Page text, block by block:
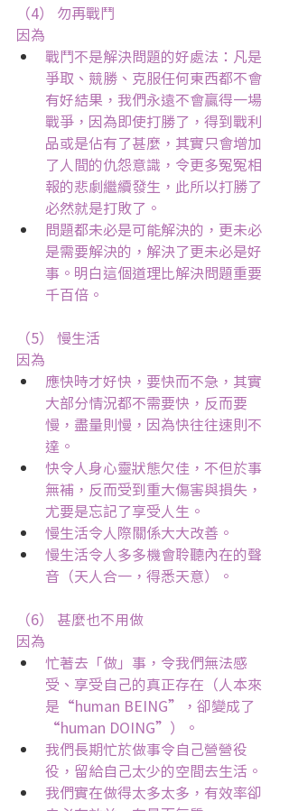
（4） 勿再戰鬥
因為
戰鬥不是解決問題的好處法：凡是
爭取、競勝、克服任何東西都不會
有好結果，我們永遠不會贏得一場
戰爭，因為即使打勝了，得到戰利
品或是佔有了甚麼，其實只會增加
了人間的仇怨意識，令更多冤冤相
報的悲劇繼續發生，此所以打勝了
必然就是打敗了。
問題都未必是可能解決的，更未必
是需要解決的，解決了更未必是好
事。明白這個道理比解決問題重要
千百倍。
（5） 慢生活
因為
應快時才好快，要快而不急，其實
大部分情況都不需要快，反而要
慢，盡量則慢，因為快往往速則不
達。
快令人身心靈狀態欠佳，不但於事
無補，反而受到重大傷害與損失，
尤要是忘記了享受人生。
慢生活令人際關係大大改善。
慢生活令人多多機會聆聽內在的聲
音（天人合一，得悉天意）。
（6） 甚麼也不用做
因為
忙著去「做」事，令我們無法感
受、享受自己的真正存在（人本來
是“human BEING”，卻變成了
“human DOING”）。
我們長期忙於做事令自己營營役
役，留給自己太少的空間去生活。
我們實在做得太多太多，有效率卻